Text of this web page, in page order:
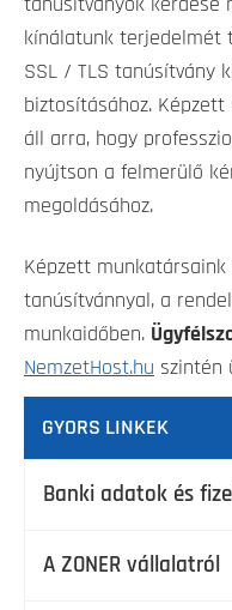
tanúsítványok kérdése
kínálatunk terjedelmét
SSL / TLS tanúsítvány
biztosításához.
áll arra, hogy
nyújtson a felmerülő
megoldásához.
Képzett munkatársaink
tanúsítvánnyal, a
munkaidőben.
NemzetHost.hu szintén
GYORS LINKEK
Banki adatok és
A ZONER vállalatról